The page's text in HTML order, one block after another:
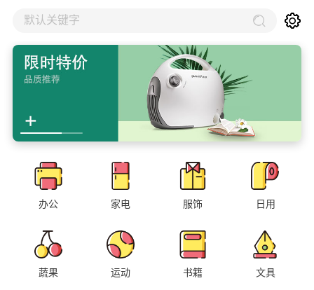
默认关键字
办公 家电 服饰 日用
蔬果 运动 书籍 文具